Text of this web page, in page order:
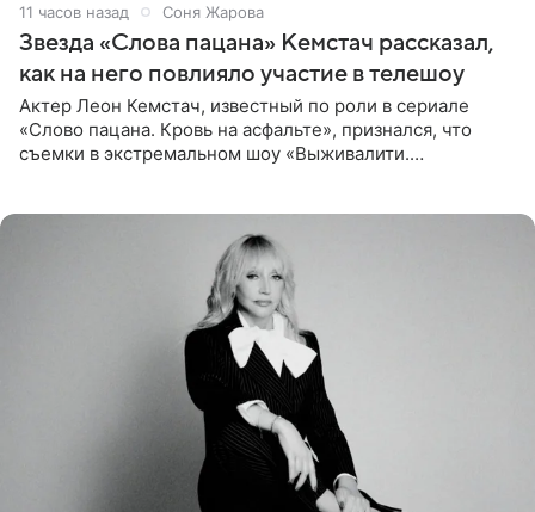
11 часов назад Соня Жарова
Звезда «Слова пацана» Кемстач рассказал,
как на него повлияло участие в телешоу
Актер Леон Кемстач, известный по роли в сериале
«Слово пацана. Кровь на асфальте», признался, что
съемки в экстремальном шоу «Выживалити.